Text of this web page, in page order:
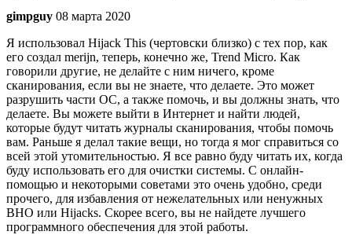
gimpguy 08 марта 2020
Я использовал Hijack This (чертовски близко) с тех пор, как
его создал merijn, теперь, конечно же, Trend Micro. Как
говорили другие, не делайте с ним ничего, кроме
сканирования, если вы не знаете, что делаете. Это может
разрушить части ОС, а также помочь, и вы должны знать, что
делаете. Вы можете выйти в Интернет и найти людей,
которые будут читать журналы сканирования, чтобы помочь
вам. Раньше я делал такие вещи, но тогда я мог справиться со
всей этой утомительностью. Я все равно буду читать их, когда
буду использовать его для очистки системы. С онлайн-
помощью и некоторыми советами это очень удобно, среди
прочего, для избавления от нежелательных или ненужных
BHO или Hijacks. Скорее всего, вы не найдете лучшего
программного обеспечения для этой работы.